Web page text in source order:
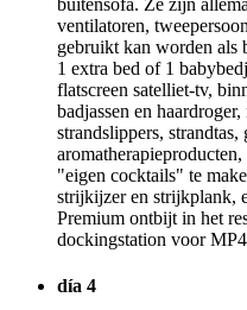
buitensofa. Ze zijn
ventilatoren,
gebruikt kan worden als
1 extra bed of 1
flatscreen satelliet-tv,
badjassen en
strandslippers,
"eigen cocktails" te
strijkijzer en strijkplank,
Premium ontbijt in het
dockingstation voor
día 4